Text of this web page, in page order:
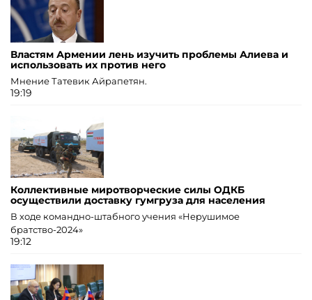
Властям Армении лень изучить проблемы Алиева и
использовать их против него
Мнение Татевик Айрапетян.
19:19
Коллективные миротворческие силы ОДКБ
осуществили доставку гумгруза для населения
В ходе командно-штабного учения «Нерушимое
братство-2024»
19:12